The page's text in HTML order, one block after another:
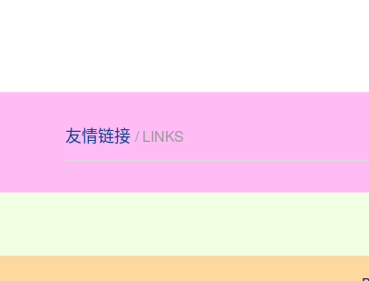
友情链接 / LINKS